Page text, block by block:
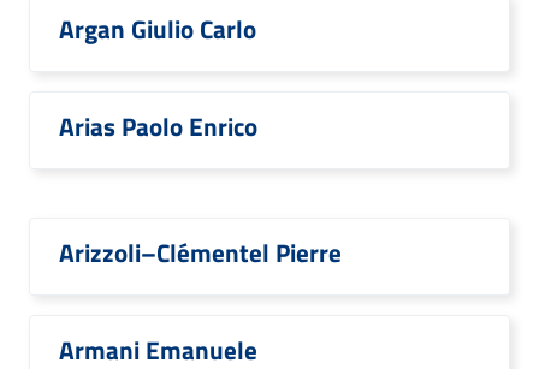
Argan Giulio Carlo
Arias Paolo Enrico
Arizzoli–Clémentel Pierre
Armani Emanuele